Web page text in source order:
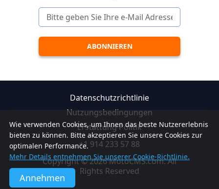
Wie verwenden Cookies, um Ihnen das beste Nutzererlebnis
bieten zu können. Bitte akzeptieren Sie unsere Cookies zur
optimalen Performance.
Mehr Details entnehmen Sie unserer Cookie-Richtlinie.
Annehmen
Datenschutzrichtlinie
Nutzungsbedingungen
Erstattung Politik
+1 914 233 57 88
Copyright © 2026 MotoCMS.com. All
Rights Reserved